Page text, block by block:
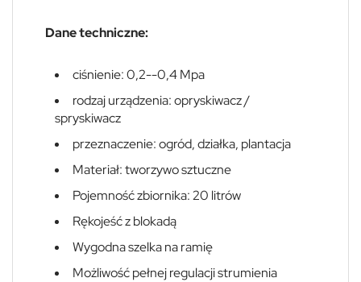
Dane techniczne:
ciśnienie: 0,2--0,4 Mpa
rodzaj urządzenia: opryskiwacz /
spryskiwacz
przeznaczenie: ogród, działka, plantacja
Materiał: tworzywo sztuczne
Pojemność zbiornika: 20 litrów
Rękojeść z blokadą
Wygodna szelka na ramię
Możliwość pełnej regulacji strumienia